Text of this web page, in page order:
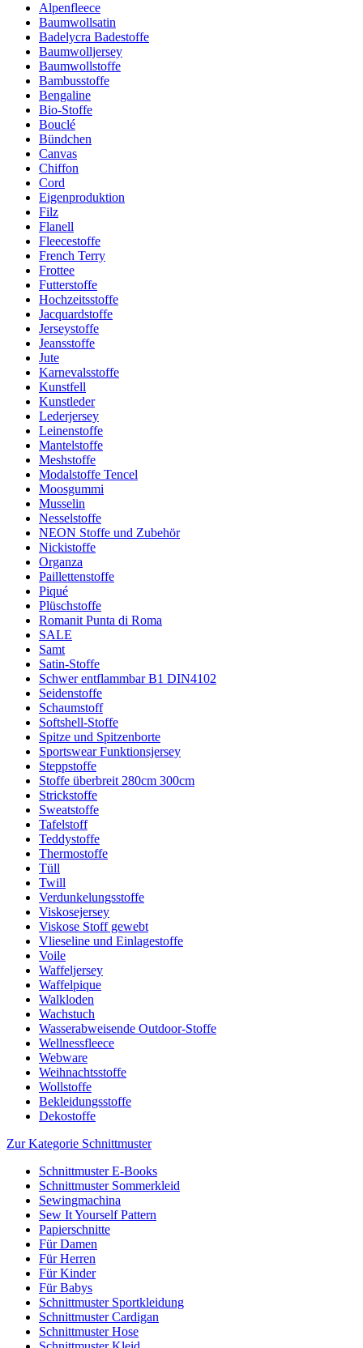
Alpenfleece
Baumwollsatin
Badelycra Badestoffe
Baumwolljersey
Baumwollstoffe
Bambusstoffe
Bengaline
Bio-Stoffe
Bouclé
Bündchen
Canvas
Chiffon
Cord
Eigenproduktion
Filz
Flanell
Fleecestoffe
French Terry
Frottee
Futterstoffe
Hochzeitsstoffe
Jacquardstoffe
Jerseystoffe
Jeansstoffe
Jute
Karnevalsstoffe
Kunstfell
Kunstleder
Lederjersey
Leinenstoffe
Mantelstoffe
Meshstoffe
Modalstoffe Tencel
Moosgummi
Musselin
Nesselstoffe
NEON Stoffe und Zubehör
Nickistoffe
Organza
Paillettenstoffe
Piqué
Plüschstoffe
Romanit Punta di Roma
SALE
Samt
Satin-Stoffe
Schwer entflammbar B1 DIN4102
Seidenstoffe
Schaumstoff
Softshell-Stoffe
Spitze und Spitzenborte
Sportswear Funktionsjersey
Steppstoffe
Stoffe überbreit 280cm 300cm
Strickstoffe
Sweatstoffe
Tafelstoff
Teddystoffe
Thermostoffe
Tüll
Twill
Verdunkelungsstoffe
Viskosejersey
Viskose Stoff gewebt
Vlieseline und Einlagestoffe
Voile
Waffeljersey
Waffelpique
Walkloden
Wachstuch
Wasserabweisende Outdoor-Stoffe
Wellnessfleece
Webware
Weihnachtsstoffe
Wollstoffe
Bekleidungsstoffe
Dekostoffe
Zur Kategorie Schnittmuster
Schnittmuster E-Books
Schnittmuster Sommerkleid
Sewingmachina
Sew It Yourself Pattern
Papierschnitte
Für Damen
Für Herren
Für Kinder
Für Babys
Schnittmuster Sportkleidung
Schnittmuster Cardigan
Schnittmuster Hose